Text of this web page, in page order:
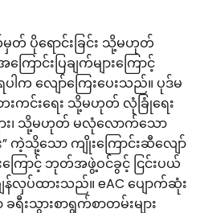
ပိုရောင်းခြင်း သို့မဟုတ်
ာင်းပြချက်များကြောင့်
က လျော်ကြေးပေးသည်။ ပုဒ်မ
ေးကင်းရေး သို့မဟုတ် လုံခြုံရေး
ျား၊ သို့မဟုတ် မလုံလောက်သော
” ကဲ့သို့သော ကျိုးကြောင်းဆီလျော်
ကြောင့် ဘုတ်အဖွဲ့ဝင်ခွင့် ငြင်းပယ်
န်လှပ်ထားသည်။ eAC ပျောက်ဆုံး
းသွားစာရွက်စာတမ်းများ